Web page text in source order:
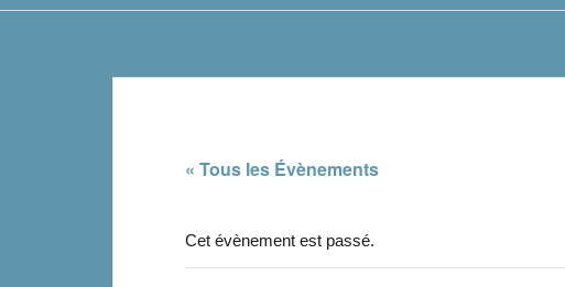
« Tous les Évènements
Cet évènement est passé.